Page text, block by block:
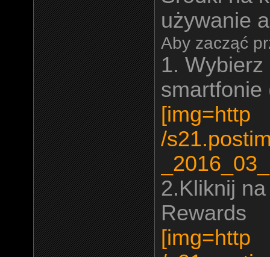
używanie
Aby zacząć
1.
smartfonie
[img=http
/
2.Kliknij
Rewards
[img=http